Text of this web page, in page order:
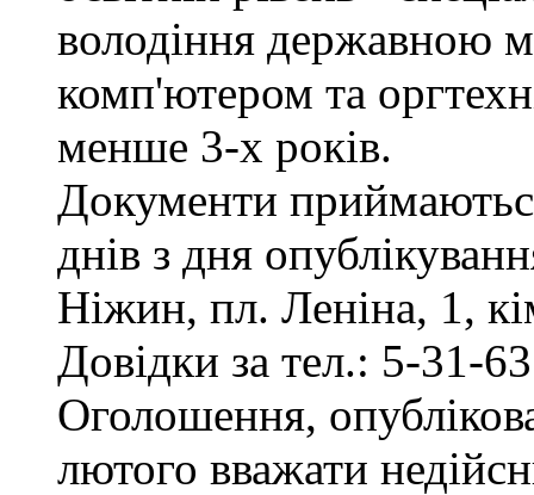
володіння державною
комп'ютером та
менше 3-х років.
Документи
днів з дня
Ніжин, пл. Леніна, 1,
Довідки за тел.: 5-31-
Оголошення,
лютого вважати